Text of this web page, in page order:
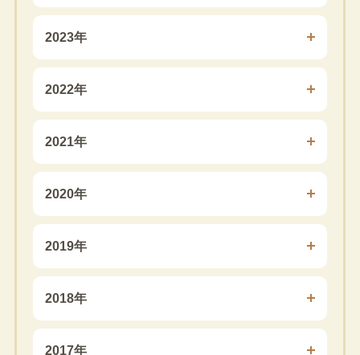
2023年
2022年
2021年
2020年
2019年
2018年
2017年